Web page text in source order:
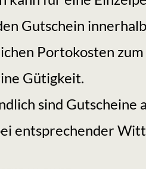
Gutschein
Portokosten
Gütigkeit.
sind
entsprechender